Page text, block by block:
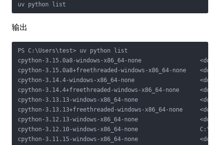
输出
PS C:\Users\test> uv python list
cpython-3.15.0a8-windows-x86_64-none
cpython-3.15.0a8+freethreaded-windows-x86_64-none
cpython-3.14.4-windows-x86_64-none
cpython-3.14.4+freethreaded-windows-x86_64-none
cpython-3.13.13-windows-x86_64-none
cpython-3.13.13+freethreaded-windows-x86_64-none
cpython-3.12.13-windows-x86_64-none
cpython-3.12.10-windows-x86_64-none
cpython-3.11.15-windows-x86_64-none